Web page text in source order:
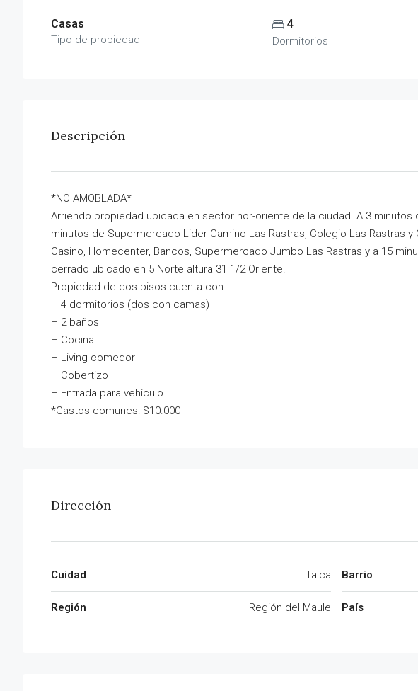
Casas
Tipo de propiedad
4
Dormitorios
Descripción
*NO AMOBLADA*
Arriendo propiedad ubicada en sector nor-oriente de la ciudad. A 3 minutos
minutos de Supermercado Lider Camino Las Rastras, Colegio Las Rastras
Casino, Homecenter, Bancos, Supermercado Jumbo Las Rastras y a 15
cerrado ubicado en 5 Norte altura 31 1/2 Oriente.
Propiedad de dos pisos cuenta con:
– 4 dormitorios (dos con camas)
– 2 baños
– Cocina
– Living comedor
– Cobertizo
– Entrada para vehículo
*Gastos comunes: $10.000
Dirección
Cuidad Talca
Región Región del Maule
Barrio
País